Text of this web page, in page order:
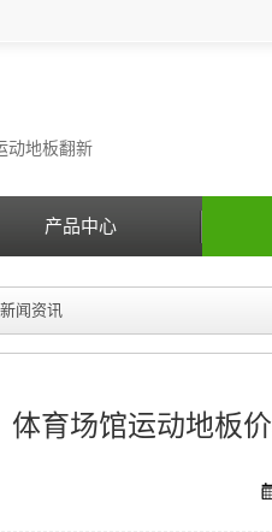
动地板翻新
产品中心
新闻资讯
体育场馆运动地板